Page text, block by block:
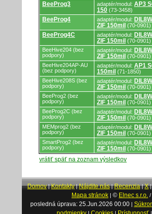
BeeProg3 adaptér/modul: AP3
150 (73-3458)
BeeProg4 adaptér/modul:
ZIF 150mil (70-0901)
BeeProg4C adaptér/modul:
ZIF 150mil (70-0901)
BeeHive204 (bez
podpory)
adaptér/modul:
ZIF 150mil (70-0901)
BeeHive204AP-AU
(bez podpory)
adaptér/modul: AP1
150mil (71-1850)
BeeHive208S (bez
podpory)
adaptér/modul:
ZIF 150mil (70-0901)
BeeProg2 (bez
podpory)
adaptér/modul:
ZIF 150mil (70-0901)
BeeProg2C (bez
podpory)
adaptér/modul:
ZIF 150mil (70-0901)
MEMprog2 (bez
podpory)
adaptér/modul:
ZIF 150mil (70-0901)
SmartProg2 (bez
podpory)
adaptér/modul:
ZIF 150mil (70-0901)
vrátiť späť na zoznam výsledkov
Domov|Kontakty|Nájdite nás|Recenzia|X
Mapa stránok | © Elnec s.r.o. /
posledná úprava: 25.Jun.2026 00:00|